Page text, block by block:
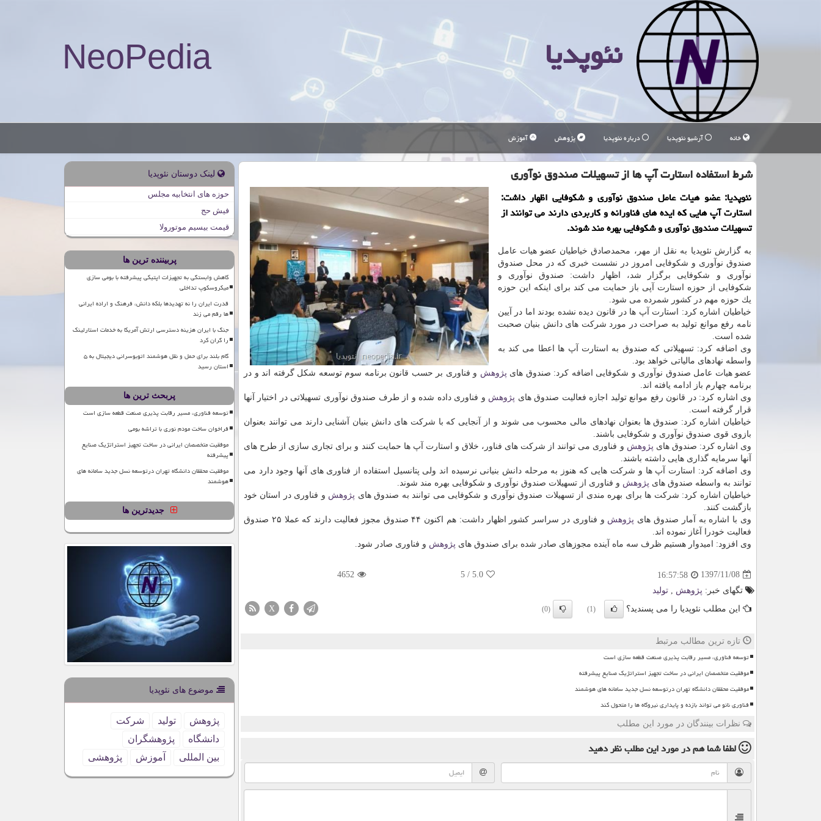
نئوپدیا NeoPedia
خانه آرشیو نئوپدیا درباره نئوپدیا پژوهش آموزش
شرط استفاده استارت آپ ها از تسهیلات صندوق نوآوری
نئوپدیا: عضو هیات عامل صندوق نوآوری و شكوفایی اظهار داشت:
استارت آپ هایی كه ایده های فناورانه و كاربردی دارند می توانند از
تسهیلات صندوق نوآوری و شكوفایی بهره مند شوند.
به گزارش نئوپدیا به نقل از مهر، محمدصادق خیاطیان عضو هیات عامل
صندوق نوآوری و شكوفایی امروز در نشست خبری كه در محل صندوق
نوآوری و شكوفایی برگزار شد، اظهار داشت: صندوق نوآوری و
شكوفایی از حوزه استارت آپی باز حمایت می كند برای اینكه این حوزه
یك حوزه مهم در كشور شمرده می شود.
خیاطیان اشاره كرد: استارت آپ ها در قانون دیده نشده بودند اما در آیین
نامه رفع موانع تولید به صراحت در مورد شركت های دانش بنیان صحبت
شده است.
وی اضافه كرد: تسهیلاتی كه صندوق به استارت آپ ها اعطا می كند به
واسطه نهادهای مالیاتی خواهد بود.
عضو هیات عامل صندوق نوآوری و شكوفایی اضافه كرد: صندوق های پژوهش و فناوری بر حسب قانون برنامه سوم توسعه شكل گرفته اند و در
برنامه چهارم باز ادامه یافته اند.
وی اشاره كرد: در قانون رفع موانع تولید اجازه فعالیت صندوق های پژوهش و فناوری داده شده و از طرف صندوق نوآوری تسهیلاتی در اختیار آنها
قرار گرفته است.
خیاطیان اشاره كرد: صندوق ها بعنوان نهادهای مالی محسوب می شوند و از آنجایی كه با شركت های دانش بنیان آشنایی دارند می توانند بعنوان
بازوی قوی صندوق نوآوری و شكوفایی باشند.
وی اشاره كرد: صندوق های پژوهش و فناوری می توانند از شركت های فناور، خلاق و استارت آپ ها حمایت كنند و برای تجاری سازی از طرح های
آنها سرمایه گذاری هایی داشته باشند.
وی اضافه كرد: استارت آپ ها و شركت هایی كه هنوز به مرحله دانش بنیانی نرسیده اند ولی پتانسیل استفاده از فناوری های آنها وجود دارد می
توانند به واسطه صندوق های پژوهش و فناوری از تسهیلات صندوق نوآوری و شكوفایی بهره مند شوند.
خیاطیان اشاره كرد: شركت ها برای بهره مندی از تسهیلات صندوق نوآوری و شكوفایی می توانند به صندوق های پژوهش و فناوری در استان خود
بازگشت كنند.
وی با اشاره به آمار صندوق های پژوهش
و فناوری در سراسر كشور اظهار داشت: هم اكنون ۴۴ صندوق مجوز فعالیت دارند كه عملا ۲۵ صندوق
فعالیت خودرا آغاز نموده اند.
وی افزود: امیدوار هستیم ظرف سه ماه آینده مجوزهای صادر شده برای صندوق های پژوهش و فناوری صادر شود.
1397/11/08
16:57:58
5.0
/
5
4652
تگهای خبر: پژوهش
تولید
این مطلب نئوپدیا را می پسندید؟
(1)
(0)
X
تازه ترین مطالب مرتبط
توسعه فناوری، مسیر رقابت پذیری صنعت قطعه سازی است
موفقیت متخصصان ایرانی در ساخت تجهیز استراتژیک صنایع پیشرفته
موفقیت محققان دانشگاه تهران درتوسعه نسل جدید سامانه های هوشمند
فناوری نانو می تواند بازده و پایداری نیروگاه ها را متحول کند
نظرات بینندگان در مورد این مطلب
لطفا شما همدر مورد این مطلبنظر دهید
لینک دوستان نئوپدیا
حوزه های انتخابیه مجلس
فیش حج
قیمت بیسیم موتورولا
پربیننده ترین ها
کاهش وابستگی به تجهیزات اپتیکی پیشرفته با بومی سازی
میکروسکوپ تداخلی
قدرت ایران را نه تهدیدها بلکه دانش، فرهنگ و اراده ایرانی
ها رقم می زند
جنگ با ایران هزینه دسترسی ارتش آمریکا به خدمات استارلینک
را گران کرد
گام بلند برای حمل و نقل هوشمند اتوبوسرانی دیجیتال به ۵
استان رسید
پربحث ترین ها
توسعه فناوری، مسیر رقابت پذیری صنعت قطعه سازی است
فراخوان ساخت مودم نوری با تراشه بومی
موفقیت متخصصان ایرانی در ساخت تجهیز استراتژیک صنایع
پیشرفته
موفقیت محققان دانشگاه تهران درتوسعه نسل جدید سامانه های
هوشمند
جدیدترین ها
موضوع های نئوپدیا
پژوهش تولید
شركت
دانشگاه
پژوهشگران
بین المللی
آموزش پژوهشی